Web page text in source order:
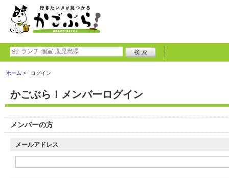
ホーム ログイン
かごぶら！メンバーログイン
メンバーの方
メールアドレス